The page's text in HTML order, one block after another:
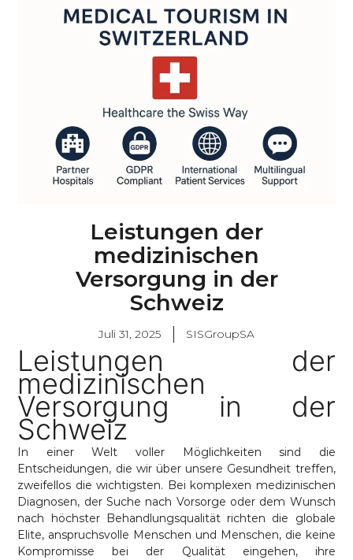
Leistungen der
medizinischen
Versorgung in der
Schweiz
Juli 31, 2025 SISGroupSA
Leistungen der
medizinischen
Versorgung in der
Schweiz
In einer Welt voller Möglichkeiten sind die
Entscheidungen, die wir über unsere Gesundheit treffen,
zweifellos die wichtigsten. Bei komplexen medizinischen
Diagnosen, der Suche nach Vorsorge oder dem Wunsch
nach höchster Behandlungsqualität richten die globale
Elite, anspruchsvolle Menschen und Menschen, die keine
Kompromisse bei der Qualität eingehen, ihre